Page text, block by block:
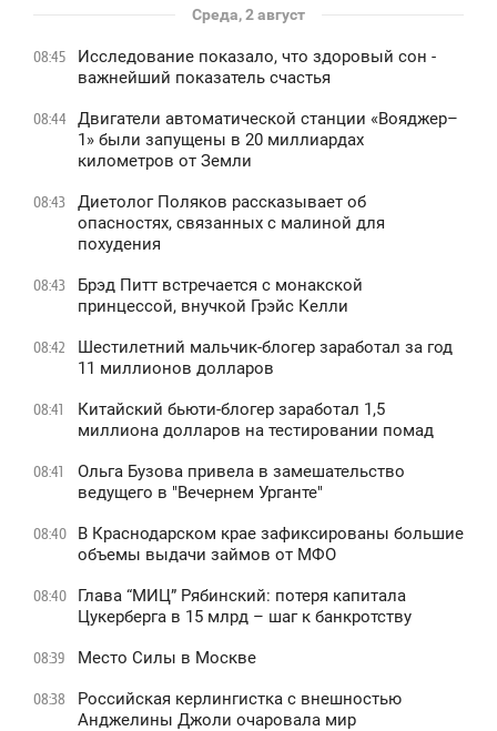
Среда, 2 август
08:45
Исследование показало, что здоровый сон -
важнейший показатель счастья
08:44
Двигатели автоматической станции «Вояджер–
1» были запущены в 20 миллиардах
километров от Земли
08:43
Диетолог Поляков рассказывает об
опасностях, связанных с малиной для
похудения
08:43
Брэд Питт встречается с монакской
принцессой, внучкой Грэйс Келли
08:42
Шестилетний мальчик-блогер заработал за год
11 миллионов долларов
08:41
Китайский бьюти-блогер заработал 1,5
миллиона долларов на тестировании помад
08:41
Ольга Бузова привела в замешательство
ведущего в "Вечернем Урганте"
08:40
В Краснодарском крае зафиксированы большие
объемы выдачи займов от МФО
08:40
Глава “МИЦ” Рябинский: потеря капитала
Цукерберга в 15 млрд – шаг к банкротству
08:39 Место Силы в Москве
08:38
Российская керлингистка с внешностью
Анджелины Джоли очаровала мир